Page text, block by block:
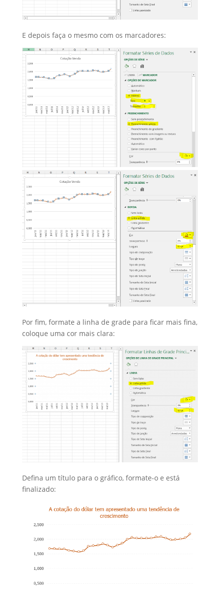
E depois faça o mesmo com os marcadores:
Por fim, formate a linha de grade para ficar mais fina,
coloque uma cor mais clara:
Defina um título para o gráfico, formate-o e está
finalizado: